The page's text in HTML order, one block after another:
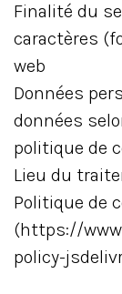
Finalité du
caractères
web
Données
données
politique de
Lieu du
Politique de
(https://
policy-